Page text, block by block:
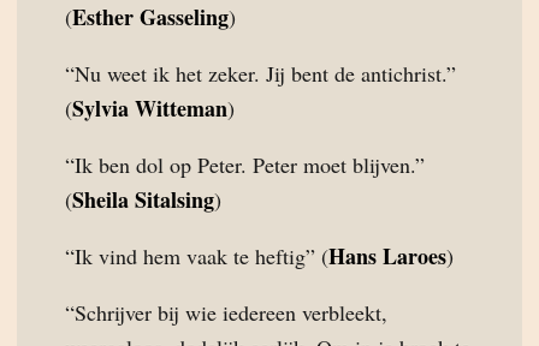
(Esther Gasseling)
“Nu weet ik het zeker. Jij bent de antichrist.”
(Sylvia Witteman)
“Ik ben dol op Peter. Peter moet blijven.”
(Sheila Sitalsing)
“Ik vind hem vaak te heftig” (Hans Laroes)
“Schrijver bij wie iedereen verbleekt,